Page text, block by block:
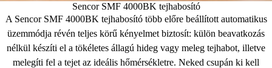
Sencor SMF 4000BK tejhabosító
A Sencor SMF 4000BK tejhabosító több előre beállított automatikus
üzemmódja révén teljes körű kényelmet biztosít: külön beavatkozás
nélkül készíti el a tökéletes állagú hideg vagy meleg tejhabot, illetve
melegíti fel a tejet az ideális hőmérsékletre. Neked csupán ki kell